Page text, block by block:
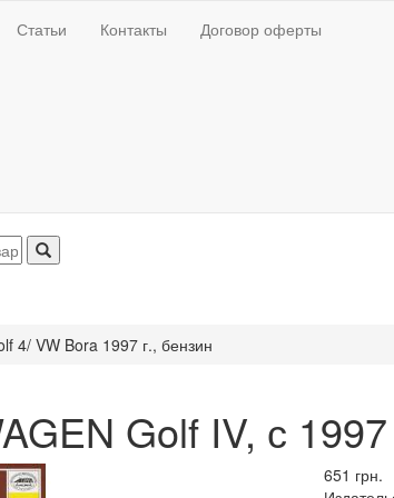
Статьи Контакты Договор оферты
4/ VW Bora 1997 г., бензин
Golf IV, с
651 грн.